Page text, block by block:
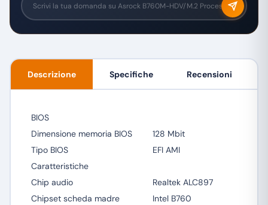
Descrizione Specifiche Recensioni
BIOS
Dimensione memoria BIOS
128 Mbit
Tipo BIOS
EFI AMI
Caratteristiche
Chip audio
Realtek ALC897
Chipset scheda madre
Intel B760